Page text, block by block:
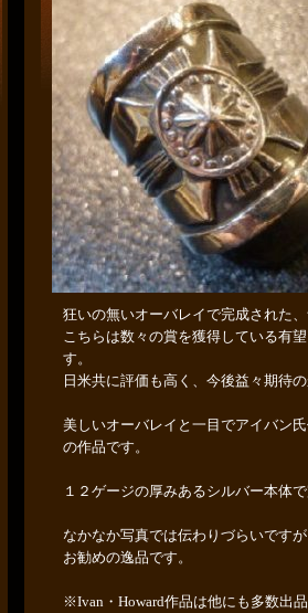
狂いの無いオーバレイで完成された
こちらは数々の賞を獲得している有
す。
日米共に評価も高く、今後益々期待
美しいオーバレイと一目でアイバン
の作品です。
１２ゲージの厚みあるシルバー本体
なかなか写真では伝わりづらいです
お勧めの逸品です。
※Ivan・Howard作品は他にも多数出